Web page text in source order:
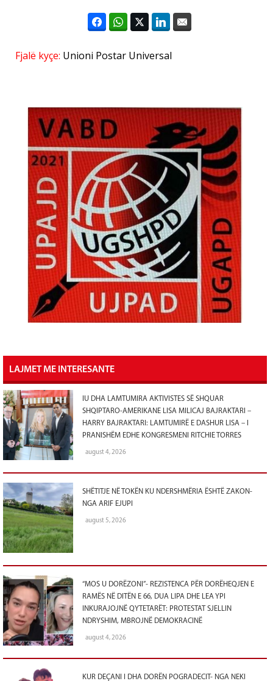
Fjalë kyçe: Unioni Postar Universal
LAJMET ME INTERESANTE
IU DHA LAMTUMIRA AKTIVISTES SË SHQUAR
SHQIPTARO-AMERIKANE LISA MILICAJ BAJRAKTARI –
HARRY BAJRAKTARI: LAMTUMIRË E DASHUR LISA – I
PRANISHËM EDHE KONGRESMENI RITCHIE TORRES
august 4, 2026
SHËTITJE NË TOKËN KU NDERSHMËRIA ËSHTË ZAKON-
NGA ARIF EJUPI
august 5, 2026
“MOS U DORËZONI”- REZISTENCA PËR DORËHEQJEN E
RAMËS NË DITËN E 66, DUA LIPA DHE LEA YPI
INKURAJOJNË QYTETARËT: PROTESTAT SJELLIN
NDRYSHIM, MBROJNË DEMOKRACINË
august 4, 2026
KUR DEÇANI I DHA DORËN POGRADECIT- NGA NEKI